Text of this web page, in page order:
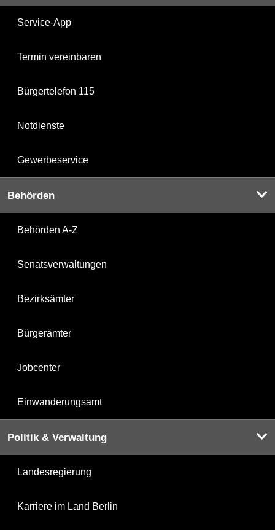
Service-App
Termin vereinbaren
Bürgertelefon 115
Notdienste
Gewerbeservice
Behörden
Behörden A-Z
Senatsverwaltungen
Bezirksämter
Bürgerämter
Jobcenter
Einwanderungsamt
Politik & Verwaltung
Landesregierung
Karriere im Land Berlin